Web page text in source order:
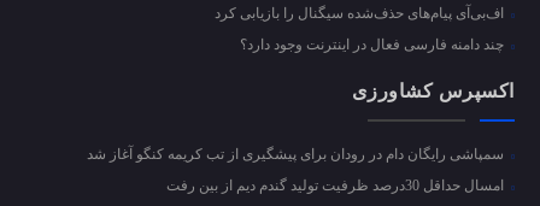
اف‌بی‌آی پیام‌های حذف‌شده سیگنال را بازیابی کرد
چند دامنه فارسی فعال در اینترنت وجود دارد؟
اکسپرس کشاورزی
سمپاشی رایگان دام در رودان برای پیشگیری از تب کریمه کنگو آغاز شد
امسال حداقل 30درصد ظرفیت تولید گندم دیم از بین رفت